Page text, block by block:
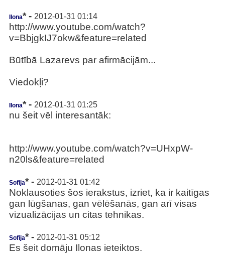
Ilona* - 2012-01-31 01:14
http://www.youtube.com/watch?
v=BbjgkIJ7okw&feature=related
Būtībā Lazarevs par afirmācijām...
Viedokļi?
Ilona* - 2012-01-31 01:25
nu šeit vēl interesantāk:
http://www.youtube.com/watch?v=UHxpW-
n20ls&feature=related
Sofija* - 2012-01-31 01:42
Noklausoties šos ierakstus, izriet, ka ir kaitīgas
gan lūgšanas, gan vēlēšanās, gan arī visas
vizualizācijas un citas tehnikas.
Sofija* - 2012-01-31 05:12
Es šeit domāju Ilonas ieteiktos.